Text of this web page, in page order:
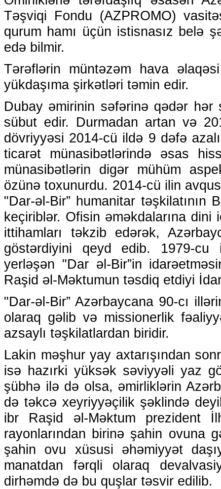
Təşviqi Fondu (AZPROMO)
qurum hamı üçün istisnasız belə
edə bilmir.
Tərəflərin müntəzəm hava
yükdaşıma şirkətləri təmin edir.
Dubay əmirinin səfərinə qədər hər
sübut edir. Durmadan artan və
dövriyyəsi 2014-cü ildə 9 dəfə
ticarət münasibətlərində əsas
münasibətlərin digər mühüm
özünə toxunurdu. 2014-cü ilin
"Dar-əl-Bir” humanitar təşkilatının
keçiriblər. Ofisin əməkdalarına
ittihamları təkzib edərək,
göstərdiyini qeyd edib. 1979-
yerləşən "Dar əl-Bir”in
Raşid əl-Məktumun təsdiq etdiyi
"Dar-əl-Bir” Azərbaycana 90-cı
olaraq gəlib və missionerlik
azsaylı təşkilatlardan biridir.
Lakin məşhur yay axtarışından
isə hazırki yüksək səviyyəli yaz
şübhə ilə də olsa, əmirliklərin
də təkcə xeyriyyəçilik şəklində
ibr Raşid əl-Məktum prezident
rayonlarından birinə şahin ovuna
şahin ovu xüsusi əhəmiyyət
manatdan fərqli olaraq
dirhəmdə də bu quşlar təsvir edilib.